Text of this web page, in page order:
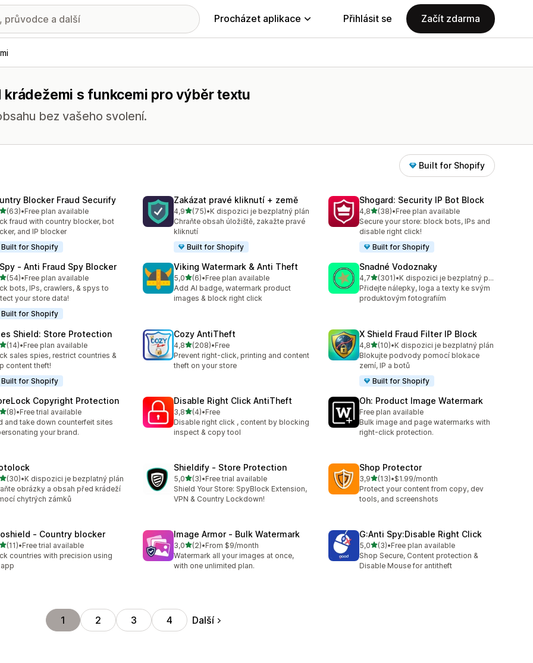
Procházet aplikace Přihlásit se Začít zdarma
s funkcemi pro výběr textu
bez vašeho svolení.
Built for Shopify
Blocker Fraud Securify
5 hvězd
(63)počet recenzí: 63
•Free plan available
fraud with country blocker, bot
and IP blocker
Built for Shopify
Zakázat pravé kliknutí + země
4,9z 5 hvězd
(75)
Celkový počet recenzí: 75
•K dispozici je bezplatný plán
Chraňte obsah úložiště, zakažte pravé
kliknutí
Built for Shopify
Shogard: Security IP Bot Block
4,8z 5 hvězd
(38)
Celkový počet recenzí: 38
•Free plan available
Secure your store: block bots, IPs and
disable right click!
Built for Shopify
‑ Anti Fraud Spy Blocker
z 5 hvězd
(54)počet recenzí: 54
•Free plan available
bots, IPs, crawlers, & spys to
your store data!
Built for Shopify
Viking Watermark & Anti Theft
5,0z 5 hvězd
(6)
Celkový počet recenzí: 6
•Free plan available
Add AI badge, watermark product
images & block right click
Snadné Vodoznaky
4,7z 5 hvězd
(301)
Celkový počet recenzí: 301
•
K dispozici je bezplatný plán
Přidejte nálepky, loga a texty ke svým
produktovým fotografiím
Shield: Store Protection
z 5 hvězd
(14)počet recenzí: 14
•Free plan available
sales spies, restrict countries &
content theft!
Built for Shopify
Cozy AntiTheft
4,8z 5 hvězd
(208)
Celkový počet recenzí: 208
•Free
Prevent right-click, printing and content
theft on your store
X Shield Fraud Filter IP Block
4,8z 5 hvězd
(10)
Celkový počet recenzí: 10
•K dispozici je bezplatný plán
Blokujte podvody pomocí blokace
zemí, IP a botů
Built for Shopify
Copyright Protection
z 5 hvězd
(8) počet recenzí: 8
•Free trial available
and take down counterfeit sites
your brand.
Disable Right Click AntiTheft
3,8z 5 hvězd
(4)
Celkový počet recenzí: 4
•Free
Disable right click , content by blocking
inspect & copy tool
Oh: Product Image Watermark
Free plan available
Bulk image and page watermarks with
right-click protection.
z 5 hvězd
(30)počet recenzí: 30
•K dispozici je bezplatný plán
obrázky a obsah před krádeží
chytrých zámků
Shieldify ‑ Store Protection
5,0z 5 hvězd
(3)
Celkový počet recenzí: 3
•Free trial available
Shield Your Store: SpyBlock Extension,
VPN & Country Lockdown!
Shop Protector
3,9z 5 hvězd
(13)
Celkový počet recenzí: 13
•$1.99/month
Protect your content from copy, dev
tools, and screenshots
‑ Country blocker
z 5 hvězd
(11)počet recenzí: 11
•Free trial available
countries with precision using
Image Armor ‑ Bulk Watermark
3,0z 5 hvězd
(2)
Celkový počet recenzí: 2
•From $9/month
Watermark all your images at once,
with one unlimited plan.
G:Anti Spy:Disable Right Click
5,0z 5 hvězd
(3)
Celkový počet recenzí: 3
•Free plan available
Shop Secure, Content protection &
Disable Mouse for antitheft
1 2 3 4 Další